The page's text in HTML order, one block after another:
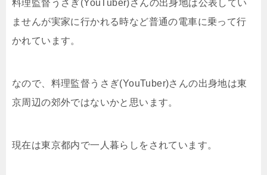
料理監督うさぎ(YouTuber)さんの出身地は公表してい
ませんが実家に行かれる時など普通の電車に乗って行
かれています。
なので、料理監督うさぎ(YouTuber)さんの出身地は東
京周辺の郊外ではないかと思います。
現在は東京都内で一人暮らしをされています。